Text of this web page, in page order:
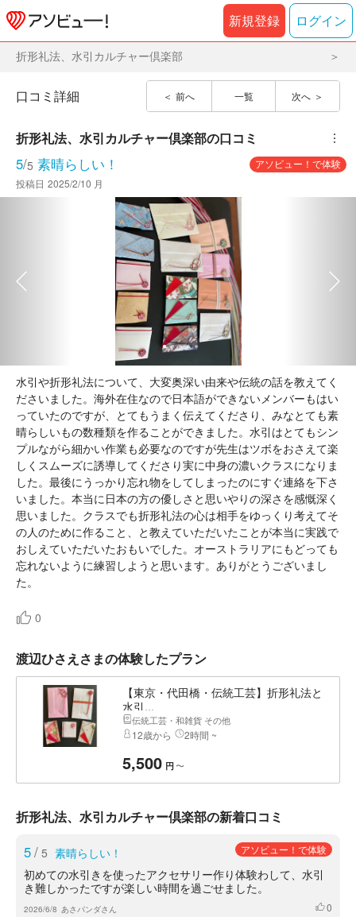
新規登録 ログイン
折形礼法、水引カルチャー倶楽部
前へ 一覧 次へ
口コミ詳細
折形礼法、水引カルチャー倶楽部の口コミ ︙
5/5 素晴らしい！
アソビュー！で体験
投稿日 2025/2/10 月
水引や折形礼法について、大変奥深い由来や伝統の話を教えてく
ださいました。海外在住なので日本語ができないメンバーもはい
っていたのですが、とてもうまく伝えてくださり、みなとても素
晴らしいもの数種類を作ることができました。水引はとてもシン
プルながら細かい作業も必要なのですが先生はツボをおさえて楽
しくスムーズに誘導してくださり実に中身の濃いクラスになりま
した。最後にうっかり忘れ物をしてしまったのにすぐ連絡を下さ
いました。本当に日本の方の優しさと思いやりの深さを感慨深く
思いました。クラスでも折形礼法の心は相手をゆっくり考えてそ
の人のために作ること、と教えていただいたことが本当に実践で
おしえていただいたおもいでした。オーストラリアにもどっても
忘れないように練習しようと思います。ありがとうございまし
た。
0
渡辺ひさえさまの体験したプラン
【東京・代田橋・伝統工芸】折形礼法と
水引...
伝統工芸・和雑貨 その他
12歳から 2時間 ~
5,500 円 〜
折形礼法、水引カルチャー倶楽部の新着口コミ
5/ 5 素晴らしい！ アソビュー！で体験
初めての水引きを使ったアクセサリー作り体験わして、水引
き難しかったですが楽しい時間を過ごせました。
2026/6/8 あさパンダさん いいね
0